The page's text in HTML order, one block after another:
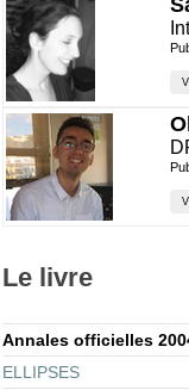
Le livre
Annales officielles
ELLIPSES